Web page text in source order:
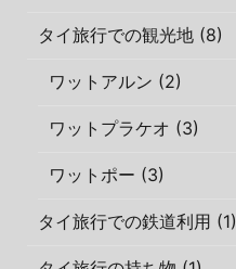
タイ旅行での観光地 (8)
ワットアルン (2)
ワットプラケオ (3)
ワットポー (3)
タイ旅行での鉄道利用 (1)